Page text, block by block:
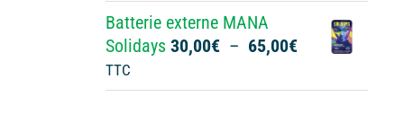
65,00€
30,00€
à
Batterie externe MANA
Solidays 30,00€ – 65,00€Plage
prix :
TTC